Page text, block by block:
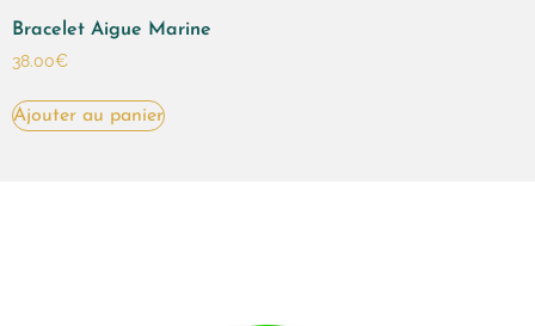
Bracelet Aigue Marine
38.00€
Ajouter au panier